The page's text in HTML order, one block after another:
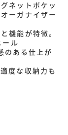
ネットポケッ
ーガナイザー
機能が特徴。
ル
ある仕上が
度な収納力も